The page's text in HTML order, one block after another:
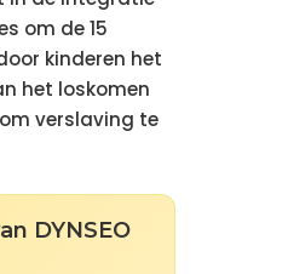
om de 15
kinderen het
het loskomen
verslaving te
DYNSEO